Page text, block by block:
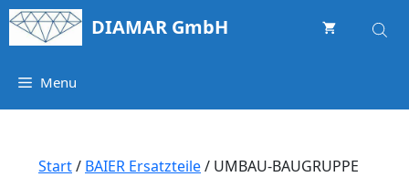
Springe
zum
DIAMAR GmbH
Menu
Start/ BAIER Ersatzteile/ UMBAU-BAUGRUPPE